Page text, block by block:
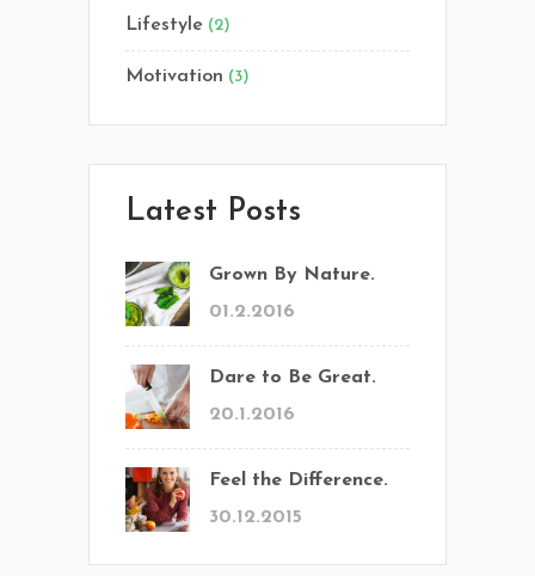
Lifestyle (2)
Motivation (3)
Latest Posts
Grown By Nature.
01.2.2016
Dare to Be Great.
20.1.2016
Feel the Difference.
30.12.2015